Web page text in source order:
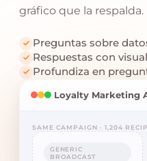
gráfico que la respalda.
Preguntas sobre
Respuestas con
Profundiza en
Loyalty Marketing
SAME CAMPAIGN · 1,204
GENERIC
BROADCAST